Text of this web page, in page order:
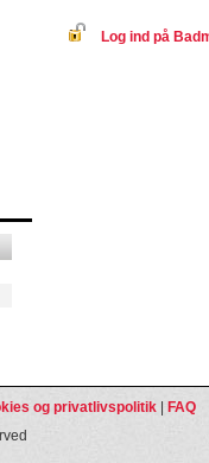
Log ind på
og privatlivspolitik
FAQ